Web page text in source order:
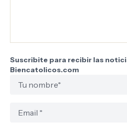
Suscribite para recibir las
Biencatolicos.com